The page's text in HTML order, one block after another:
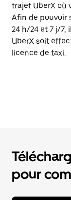
trajet UberX où
Afin de pouvoir
24 h/24 et 7 j/7,
UberX soit
licence de taxi.
pour